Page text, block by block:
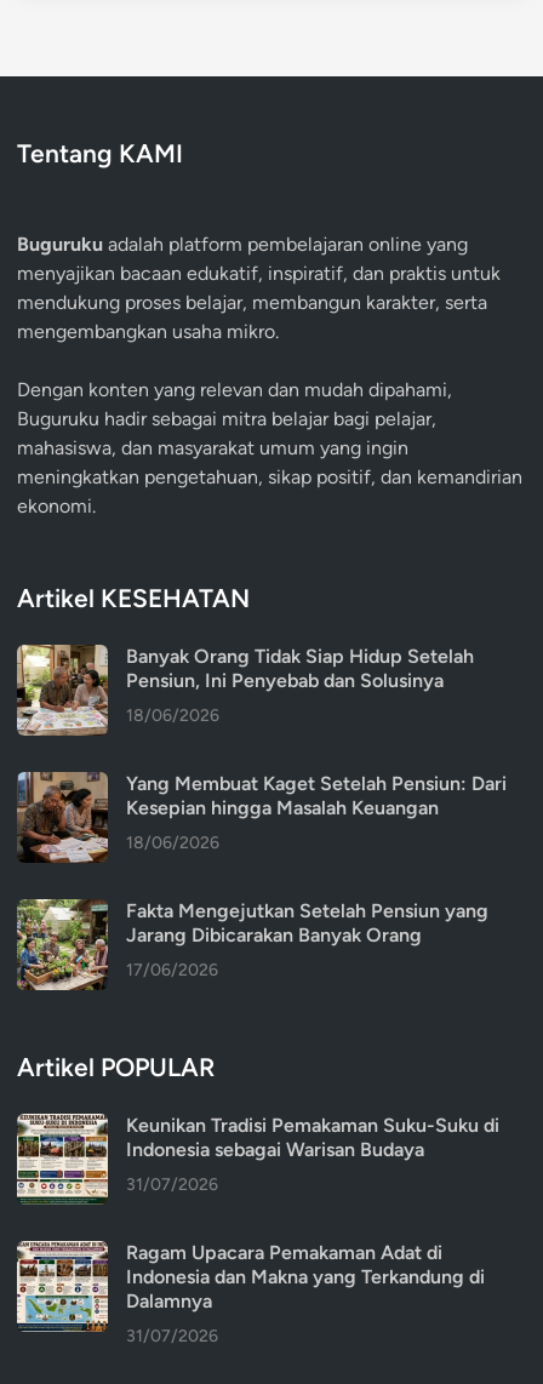
Tentang KAMI
Buguruku adalah platform pembelajaran online yang
menyajikan bacaan edukatif, inspiratif, dan praktis untuk
mendukung proses belajar, membangun karakter, serta
mengembangkan usaha mikro.
Dengan konten yang relevan dan mudah dipahami,
Buguruku hadir sebagai mitra belajar bagi pelajar,
mahasiswa, dan masyarakat umum yang ingin
meningkatkan pengetahuan, sikap positif, dan kemandirian
ekonomi.
Artikel KESEHATAN
Banyak Orang Tidak Siap Hidup Setelah
Pensiun, Ini Penyebab dan Solusinya
18/06/2026
Yang Membuat Kaget Setelah Pensiun: Dari
Kesepian hingga Masalah Keuangan
18/06/2026
Fakta Mengejutkan Setelah Pensiun yang
Jarang Dibicarakan Banyak Orang
17/06/2026
Artikel POPULAR
Keunikan Tradisi Pemakaman Suku-Suku di
Indonesia sebagai Warisan Budaya
31/07/2026
Ragam Upacara Pemakaman Adat di
Indonesia dan Makna yang Terkandung di
Dalamnya
31/07/2026